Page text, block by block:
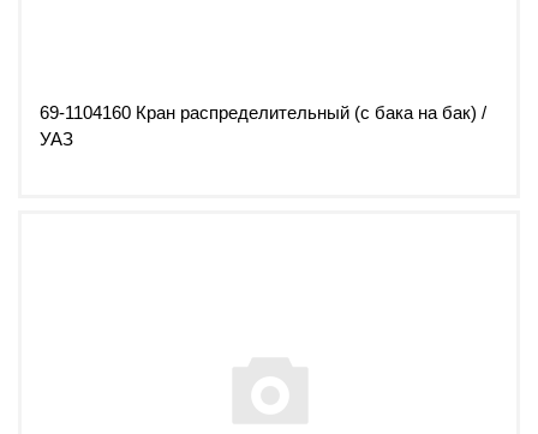
69-1104160 Кран распределительный (с бака на бак) /
УАЗ